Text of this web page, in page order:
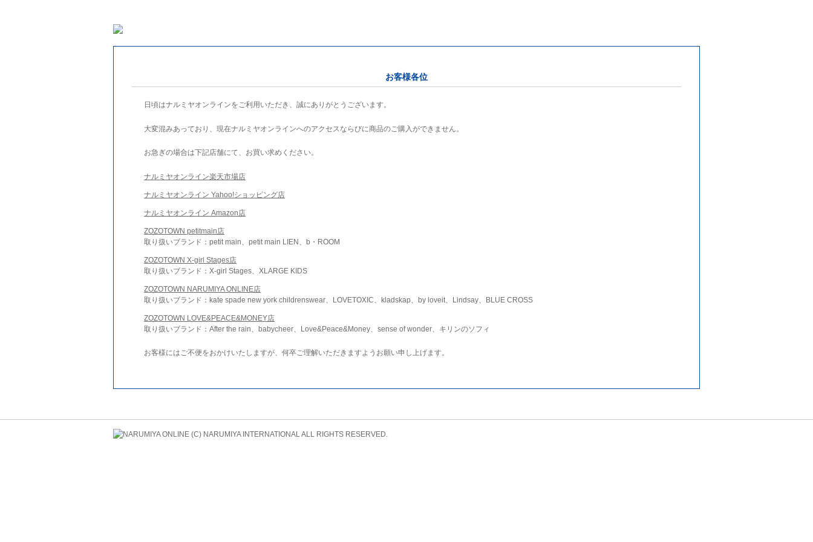
お客様各位
日頃はナルミヤオンラインをご利用いただき、誠にありがとうございます。
大変混みあっており、現在ナルミヤオンラインへのアクセスならびに商品のご購入ができません。
お急ぎの場合は下記店舗にて、お買い求めください。
ナルミヤオンライン楽天市場店
ナルミヤオンライン Yahoo!ショッピング店
ナルミヤオンライン Amazon店
ZOZOTOWN petitmain店
取り扱いブランド：petit main、petit main LIEN、b・ROOM
ZOZOTOWN X-girl Stages店
取り扱いブランド：X-girl Stages、XLARGE KIDS
ZOZOTOWN NARUMIYA ONLINE店
取り扱いブランド：kate spade new york childrenswear、LOVETOXIC、kladskap、by loveit、Lindsay、BLUE CROSS
ZOZOTOWN LOVE&PEACE&MONEY店
取り扱いブランド：After the rain、babycheer、Love&Peace&Money、sense of wonder、キリンのソフィ
お客様にはご不便をおかけいたしますが、何卒ご理解いただきますようお願い申し上げます。